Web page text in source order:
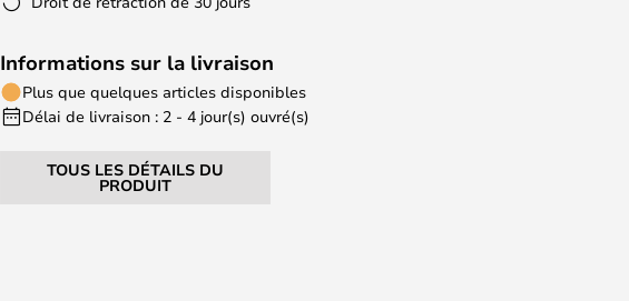
Informations sur la livraison
Plus que quelques articles disponibles
Délai de livraison : 2 - 4 jour(s) ouvré(s)
TOUS LES DÉTAILS DU
PRODUIT